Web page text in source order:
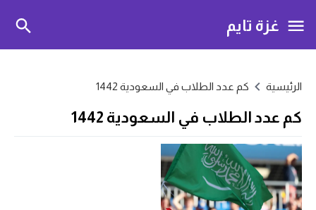
غزة تايم
الرئيسية كم عدد الطلاب في السعودية 1442
كم عدد الطلاب في السعودية 1442